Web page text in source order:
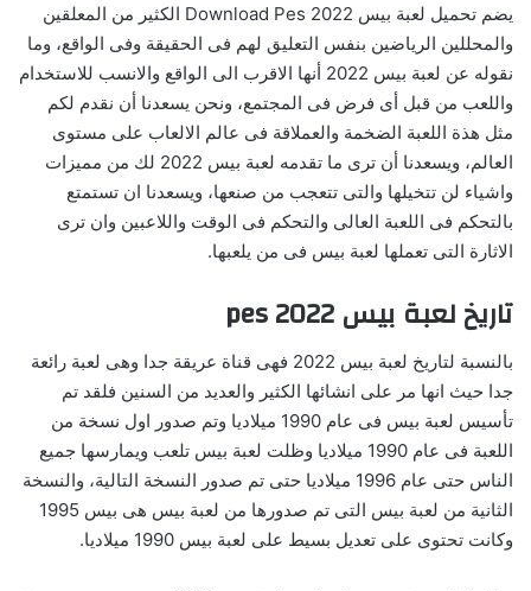
يضم تحميل لعبة بيس 2022 Download Pes الكثير من المعلقين
والمحللين الرياضين بنفس التعليق لهم فى الحقيقة وفى الواقع، وما
نقوله عن لعبة بيس 2022 أنها الاقرب الى الواقع والانسب للاستخدام
واللعب من قبل أى فرض فى المجتمع، ونحن يسعدنا أن نقدم لكم
مثل هذة اللعبة الضخمة والعملاقة فى عالم الالعاب على مستوى
العالم، ويسعدنا أن ترى ما تقدمه لعبة بيس 2022 لك من مميزات
واشياء لن تتخيلها والتى تتعجب من صنعها، ويسعدنا ان تستمتع
بالتحكم فى اللعبة العالى والتحكم فى الوقت واللاعبين وان ترى
الاثارة التى تعملها لعبة بيس فى من يلعبها.
تاريخ لعبة بيس 2022 pes
بالنسبة لتاريخ لعبة بيس 2022 فهى قناة عريقة جدا وهى لعبة رائعة
جدا حيث انها مر على انشائها الكثير والعديد من السنين فلقد تم
تأسيس لعبة بيس فى عام 1990 ميلاديا وتم صدور اول نسخة من
اللعبة فى عام 1990 ميلاديا وظلت لعبة بيس تلعب ويمارسها جميع
الناس حتى عام 1996 ميلاديا حتى تم صدور النسخة التالية، والنسخة
وكانت تحتوى على تعديل بسيط على لعبة بيس 1990 ميلاديا.